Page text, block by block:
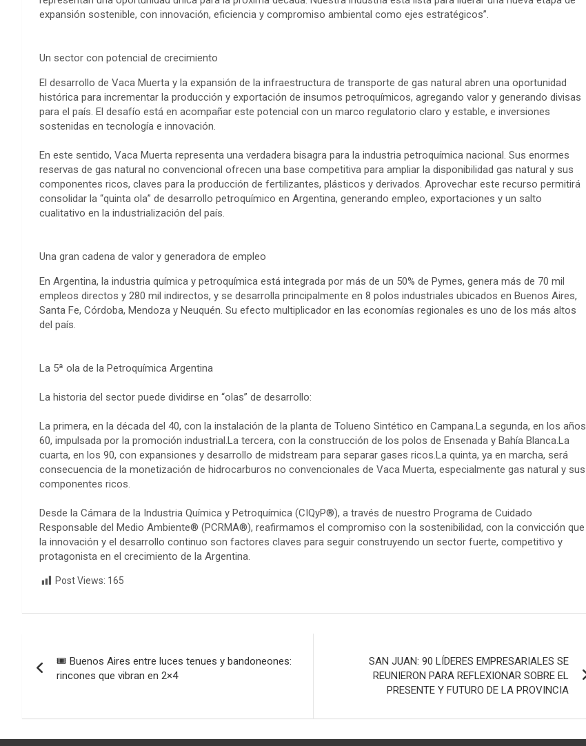
expansión sostenible, con innovación, eficiencia y compromiso ambiental como ejes estratégicos”.
Un sector con potencial de crecimiento
El desarrollo de Vaca Muerta y la expansión de la infraestructura de transporte de gas natural abren una oportunidad
histórica para incrementar la producción y exportación de insumos petroquímicos, agregando valor y generando divisas
para el país. El desafío está en acompañar este potencial con un marco regulatorio claro y estable, e inversiones
sostenidas en tecnología e innovación.
En este sentido, Vaca Muerta representa una verdadera bisagra para la industria petroquímica nacional. Sus enormes
reservas de gas natural no convencional ofrecen una base competitiva para ampliar la disponibilidad gas natural y sus
componentes ricos, claves para la producción de fertilizantes, plásticos y derivados. Aprovechar este recurso permitirá
consolidar la “quinta ola” de desarrollo petroquímico en Argentina, generando empleo, exportaciones y un salto
cualitativo en la industrialización del país.
Una gran cadena de valor y generadora de empleo
En Argentina, la industria química y petroquímica está integrada por más de un 50% de Pymes, genera más de 70 mil
empleos directos y 280 mil indirectos, y se desarrolla principalmente en 8 polos industriales ubicados en Buenos Aires,
Santa Fe, Córdoba, Mendoza y Neuquén. Su efecto multiplicador en las economías regionales es uno de los más altos
del país.
La 5ª ola de la Petroquímica Argentina
La historia del sector puede dividirse en “olas” de desarrollo:
La primera, en la década del 40, con la instalación de la planta de Tolueno Sintético en Campana.La segunda, en los años
60, impulsada por la promoción industrial.La tercera, con la construcción de los polos de Ensenada y Bahía Blanca.La
cuarta, en los 90, con expansiones y desarrollo de midstream para separar gases ricos.La quinta, ya en marcha, será
consecuencia de la monetización de hidrocarburos no convencionales de Vaca Muerta, especialmente gas natural y sus
componentes ricos.
Desde la Cámara de la Industria Química y Petroquímica (CIQyP®), a través de nuestro Programa de Cuidado
Responsable del Medio Ambiente® (PCRMA®), reafirmamos el compromiso con la sostenibilidad, con la convicción que
la innovación y el desarrollo continuo son factores claves para seguir construyendo un sector fuerte, competitivo y
protagonista en el crecimiento de la Argentina.
Post Views: 165
de
🎟️ Buenos Aires entre luces tenues y bandoneones:
rincones que vibran en 2×4
SAN JUAN: 90 LÍDERES EMPRESARIALES SE
REUNIERON PARA REFLEXIONAR SOBRE EL
PRESENTE Y FUTURO DE LA PROVINCIA